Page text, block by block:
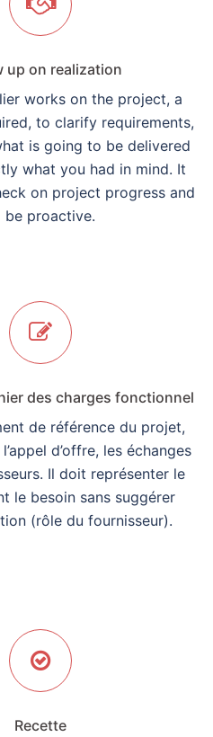
up on realization
works on the project, a
to clarify requirements,
is going to be delivered
what you had in mind. It
on project progress and
be proactive.
des charges fonctionnel
de référence du projet,
d’offre, les échanges
Il doit représenter le
le besoin sans suggérer
(rôle du fournisseur).
Recette